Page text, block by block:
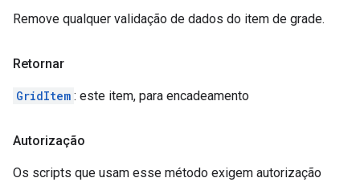
Remove qualquer validação de dados do item de grade.
Retornar
GridItem : este item, para encadeamento
Autorização
Os scripts que usam esse método exigem autorização